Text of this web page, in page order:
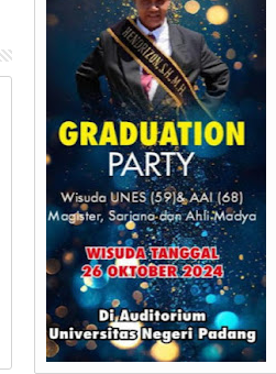
IKW-RI Datangi Rumah Duka Alm
Kamba dan Alm Istri Syafrizal